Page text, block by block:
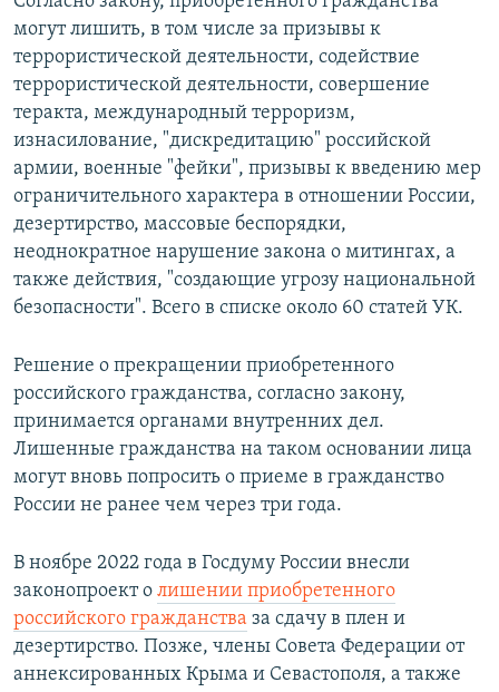
могут лишить, в том числе за призывы к
террористической деятельности, содействие
террористической деятельности, совершение
теракта, международный терроризм,
изнасилование, "дискредитацию" российской
армии, военные "фейки", призывы к введению мер
ограничительного характера в отношении России,
дезертирство, массовые беспорядки,
неоднократное нарушение закона о митингах, а
также действия, "создающие угрозу национальной
безопасности". Всего в списке около 60 статей УК.
Решение о прекращении приобретенного
российского гражданства, согласно закону,
принимается органами внутренних дел.
Лишенные гражданства на таком основании лица
могут вновь попросить о приеме в гражданство
России не ранее чем через три года.
В ноябре 2022 года в Госдуму России внесли
законопроект о лишении приобретенного
российского гражданства за сдачу в плен и
дезертирство. Позже, члены Совета Федерации от
аннексированных Крыма и Севастополя, а также